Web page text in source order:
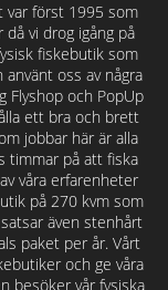
var först 1995 som
vi drog igång på
fiskebutik som
oss av några
Flyshop och PopUp
ett bra och brett
jobbar här är alla
timmar på att fiska
våra erfarenheter
på 270 kvm som
även stenhårt
paket per år. Vårt
och ge våra
besöker vår fysiska